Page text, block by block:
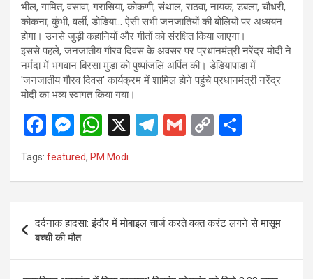
भील, गामित, वसावा, गरासिया, कोकणी, संथाल, राठवा, नायक, डबला, चौधरी,
कोकना, कुंभी, वर्ली, डोडिया… ऐसी सभी जनजातियों की बोलियों पर अध्ययन
होगा। उनसे जुड़ी कहानियों और गीतों को संरक्षित किया जाएगा।
इससे पहले, जनजातीय गौरव दिवस के अवसर पर प्रधानमंत्री नरेंद्र मोदी ने
नर्मदा में भगवान बिरसा मुंडा को पुष्पांजलि अर्पित की। डेडियापाडा में
'जनजातीय गौरव दिवस' कार्यक्रम में शामिल होने पहुंचे प्रधानमंत्री नरेंद्र
मोदी का भव्य स्वागत किया गया।
F
a
ce
o
o
k
M
es
se
g
er
W
h
at
A
p
X
T
a
G
C
n
Tags: featured, PM Modi
Post
navigation
दर्दनाक हादसा: इंदौर में मोबाइल चार्ज करते वक्त करंट लगने से मासूम
बच्ची की मौत